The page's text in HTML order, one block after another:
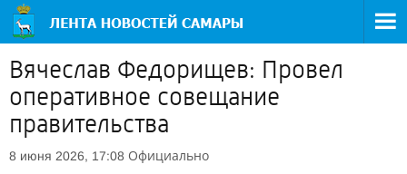
Вячеслав Федорищев: Провел
оперативное совещание
правительства
8 июня 2026, 17:08 Официально